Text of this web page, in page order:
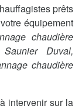
prêts
équipement
chaudière
Duval,
chaudière
intervenir sur la